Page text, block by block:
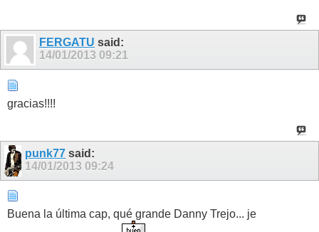
FERGATU said:
14/01/2013 09:21
gracias!!!!
punk77 said:
14/01/2013 09:24
Buena la última cap, qué grande Danny Trejo... je